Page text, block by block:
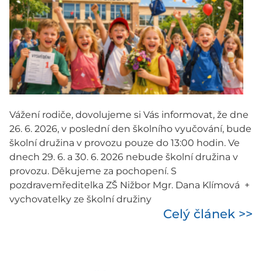
Vážení rodiče, dovolujeme si Vás informovat, že dne
26. 6. 2026, v poslední den školního vyučování, bude
školní družina v provozu pouze do 13:00 hodin. Ve
dnech 29. 6. a 30. 6. 2026 nebude školní družina v
provozu. Děkujeme za pochopení. S
pozdravemředitelka ZŠ Nižbor Mgr. Dana Klímová +
vychovatelky ze školní družiny
Celý článek >>